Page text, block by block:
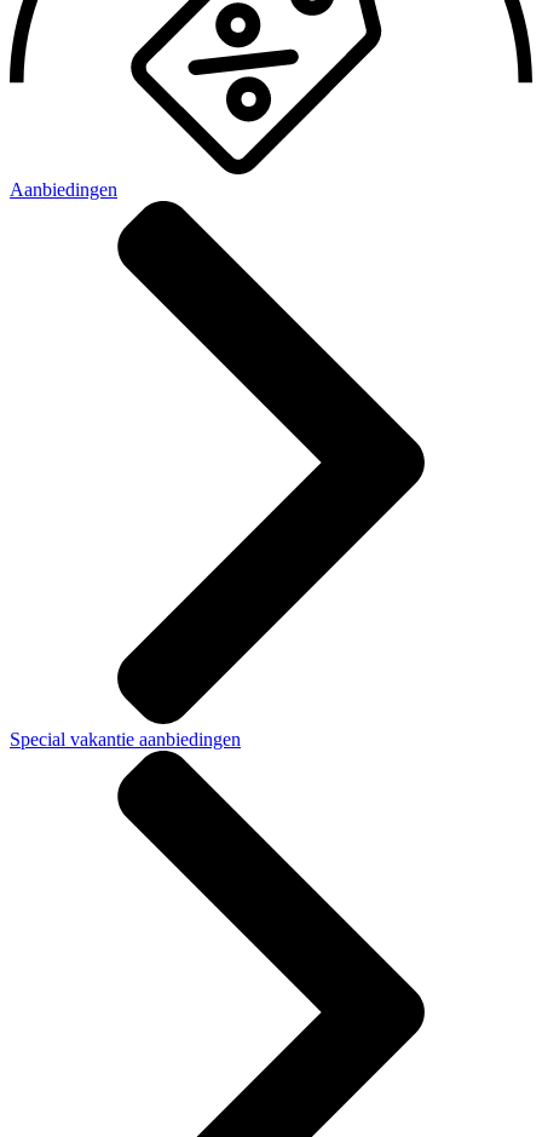
Aanbiedingen
Special vakantie aanbiedingen